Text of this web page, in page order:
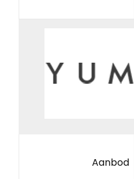
Aanbod